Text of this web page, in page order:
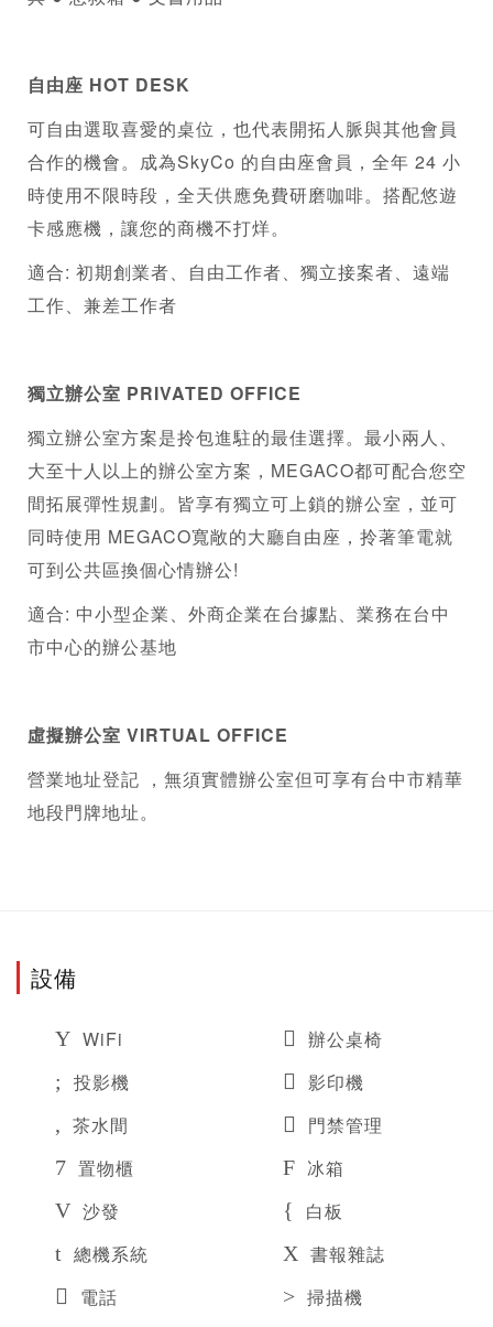
自由座 HOT DESK
可自由選取喜愛的桌位，也代表開拓人脈與其他會員
合作的機會。成為SkyCo 的自由座會員，全年 24 小
時使用不限時段，全天供應免費研磨咖啡。搭配悠遊
卡感應機，讓您的商機不打烊。
適合: 初期創業者、自由工作者、獨立接案者、遠端
工作、兼差工作者
獨立辦公室 PRIVATED OFFICE
獨立辦公室方案是拎包進駐的最佳選擇。最小兩人、
大至十人以上的辦公室方案，MEGACO都可配合您空
間拓展彈性規劃。皆享有獨立可上鎖的辦公室，並可
同時使用 MEGACO寬敞的大廳自由座，拎著筆電就
可到公共區換個心情辦公!
適合: 中小型企業、外商企業在台據點、業務在台中
市中心的辦公基地
虛擬辦公室 VIRTUAL OFFICE
營業地址登記 ，無須實體辦公室但可享有台中市精華
地段門牌地址。
設備
WiFi
辦公桌椅
投影機
影印機
茶水間
門禁管理
置物櫃
冰箱
沙發
白板
總機系統
書報雜誌
電話
掃描機